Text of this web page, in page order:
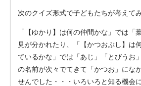
次のクイズ形式で子どもたちが考えて
「【ゆかり】は何の仲間かな」では「
見が分かれたり、「【かつおぶし】は
ているかな」では「あじ」「とびうお
の名前が次々でてきて「かつお」にな
せんでした・・・いろいろと知る機会